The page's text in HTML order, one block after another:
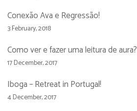
Conexão Ava e Regressão!
3 February, 2018
Como ver e fazer uma leitura de aura?
17 December, 2017
Iboga – Retreat in Portugal!
4 December, 2017